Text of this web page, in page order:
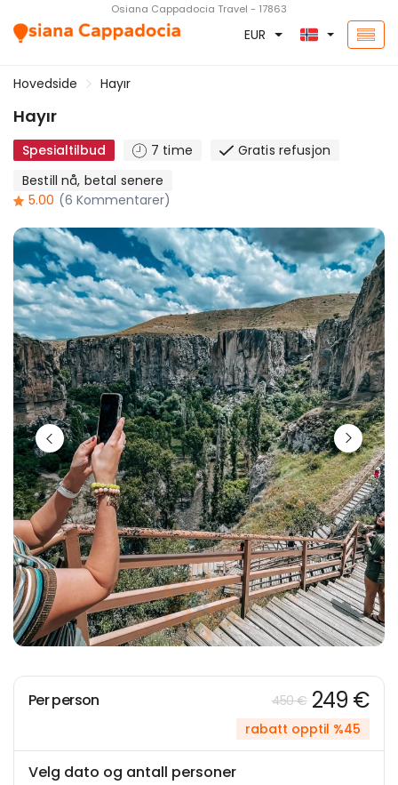
Osiana Cappadocia Travel - 17863
EUR
Hovedside Hayır
Hayır
Spesialtilbud 7 time
Gratis refusjon
Bestill nå, betal senere
5.00 (6 Kommentarer)
Per person 450 € 249 €
rabatt opptil %45
Velg dato og antall personer